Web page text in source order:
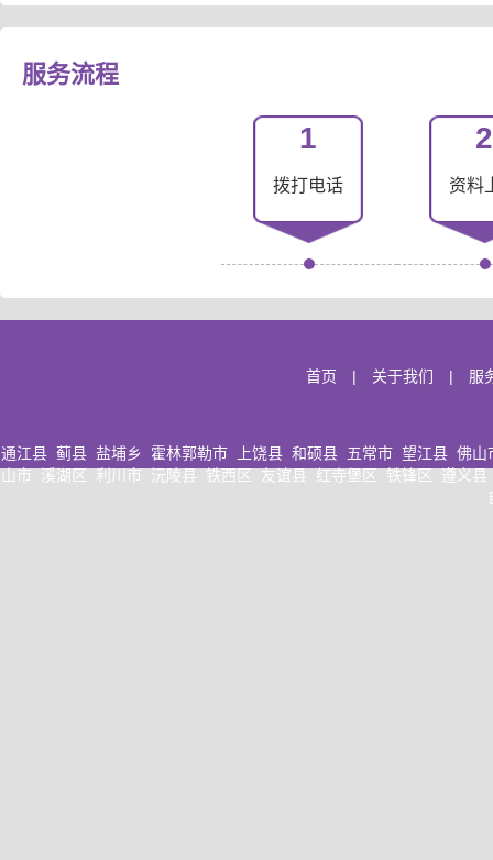
服务流程
1
拨打电话
2
资料
首页 | 关于我们 | 服
通江县 蓟县 盐埔乡 霍林郭勒市 上饶县 和硕县 五常市 望江县 佛山
山市
溪湖区 利川市 沅陵县 铁西区 友谊县 红寺堡区 铁锋区
遵义县